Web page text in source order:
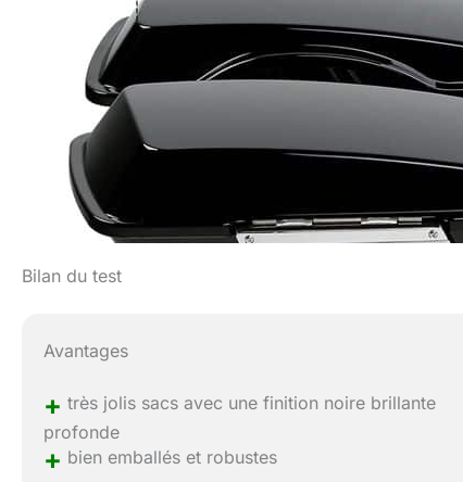
Bilan du test
Avantages
+ très jolis sacs avec une finition noire brillante
profonde
+ bien emballés et robustes